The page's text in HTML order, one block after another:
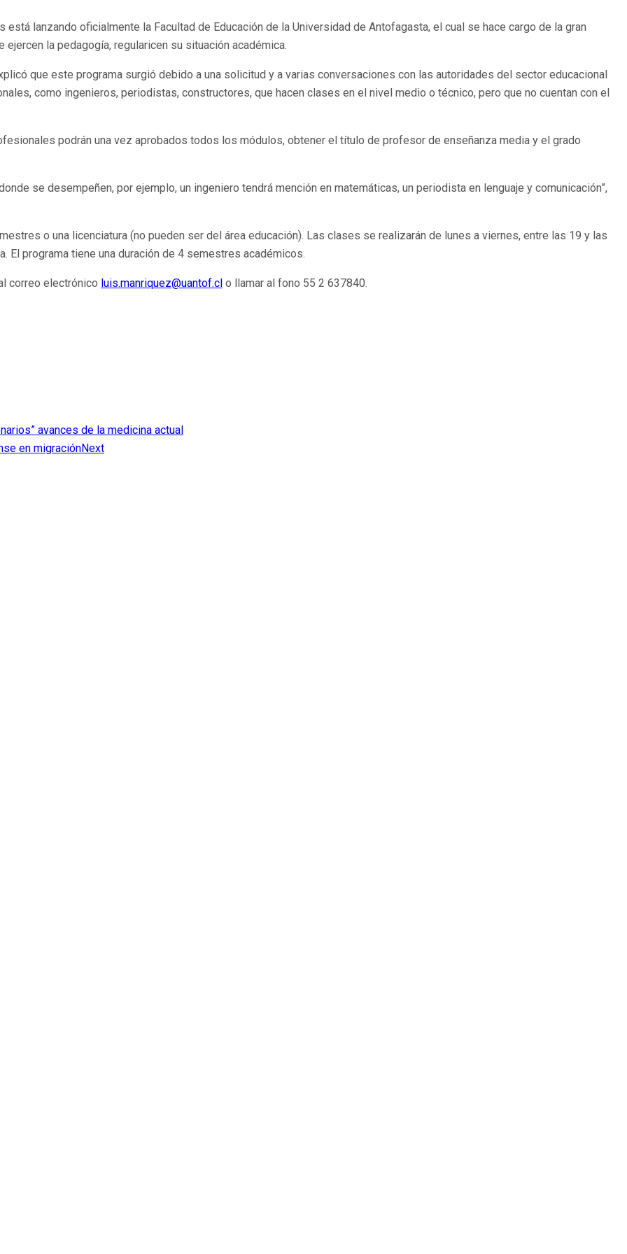
lanzando oficialmente la Facultad de Educación de la Universidad de Antofagasta, el cual se hace cargo de la gran
la pedagogía, regularicen su situación académica.
que este programa surgió debido a una solicitud y a varias conversaciones con las autoridades del sector educacional
como ingenieros, periodistas, constructores, que hacen clases en el nivel medio o técnico, pero que no cuentan con el
podrán una vez aprobados todos los módulos, obtener el título de profesor de enseñanza media y el grado
se desempeñen, por ejemplo, un ingeniero tendrá mención en matemáticas, un periodista en lenguaje y comunicación”,
o una licenciatura (no pueden ser del área educación). Las clases se realizarán de lunes a viernes, entre las 19 y las
El programa tiene una duración de 4 semestres académicos.
correo electrónico luis.manriquez@uantof.cl o llamar al fono 55 2 637840.
avances de la medicina actual
en migraciónNext